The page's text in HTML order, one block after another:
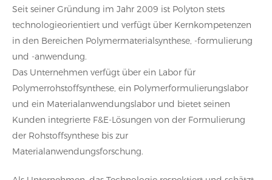
Seit seiner Gründung im Jahr 2009 ist Polyton stets
technologieorientiert und verfügt über Kernkompetenzen
in den Bereichen Polymermaterialsynthese, -formulierung
und -anwendung.
Das Unternehmen verfügt über ein Labor für
Polymerrohstoffsynthese, ein Polymerformulierungslabor
und ein Materialanwendungslabor und bietet seinen
Kunden integrierte F&E-Lösungen von der Formulierung
der Rohstoffsynthese bis zur
Materialanwendungsforschung.